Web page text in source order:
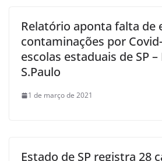
Relatório aponta falta de
contaminações por
escolas estaduais de SP –
S.Paulo
1 de março de 2021
Estado de SP registra 28